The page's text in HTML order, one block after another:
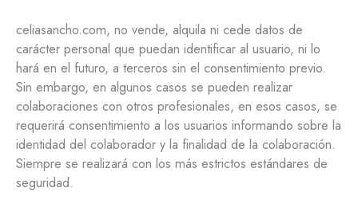
celiasancho.com, no vende, alquila ni cede datos de
carácter personal que puedan identificar al usuario, ni lo
hará en el futuro, a terceros sin el consentimiento previo.
Sin embargo, en algunos casos se pueden realizar
colaboraciones con otros profesionales, en esos casos, se
requerirá consentimiento a los usuarios informando sobre la
identidad del colaborador y la finalidad de la colaboración.
Siempre se realizará con los más estrictos estándares de
seguridad.